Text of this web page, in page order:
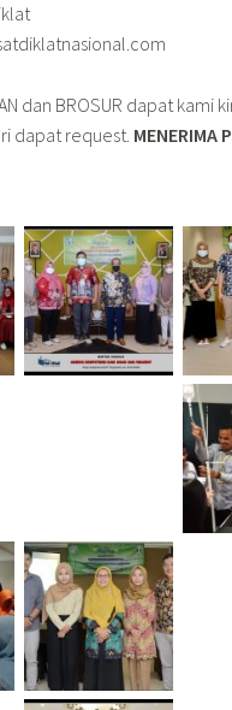
dan BROSUR dapat kami
dapat request. MENERIMA